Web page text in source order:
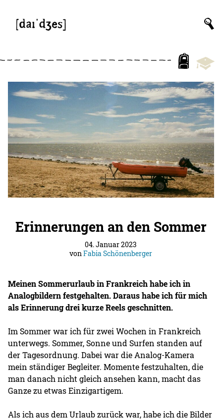
Erinnerungen an den Sommer
04. Januar 2023
vonFabia Schönenberger
Meinen Sommerurlaub in Frankreich habe ich in
Analogbildern festgehalten. Daraus habe ich für mich
als Erinnerung drei kurze Reels geschnitten.
Im Sommer war ich für zwei Wochen in Frankreich
unterwegs. Sommer, Sonne und Surfen standen auf
der Tagesordnung. Dabei war die Analog-Kamera
mein ständiger Begleiter. Momente festzuhalten, die
man danach nicht gleich ansehen kann, macht das
Ganze zu etwas Einzigartigem.
Als ich aus dem Urlaub zurück war, habe ich die Bilder